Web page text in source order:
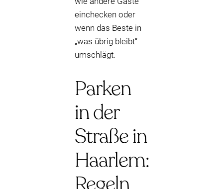
einchecken oder
wenn das Beste in
„was übrig bleibt“
umschlägt.
Parken
in der
Straße in
Haarlem: